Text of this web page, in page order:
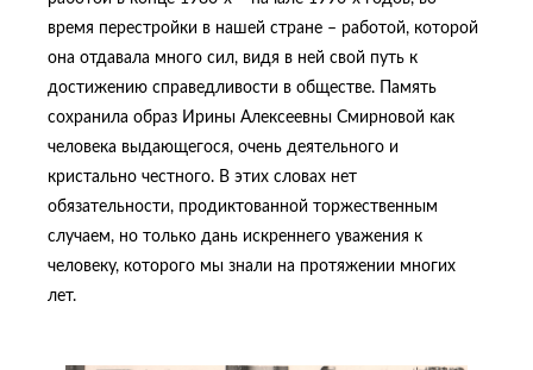
время перестройки в нашей стране – работой, которой
она отдавала много сил, видя в ней свой путь к
достижению справедливости в обществе. Память
сохранила образ Ирины Алексеевны Смирновой как
человека выдающегося, очень деятельного и
кристально честного. В этих словах нет
обязательности, продиктованной торжественным
случаем, но только дань искреннего уважения к
человеку, которого мы знали на протяжении многих
лет.